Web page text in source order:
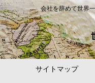
会社を辞めて世界
サイトマップ